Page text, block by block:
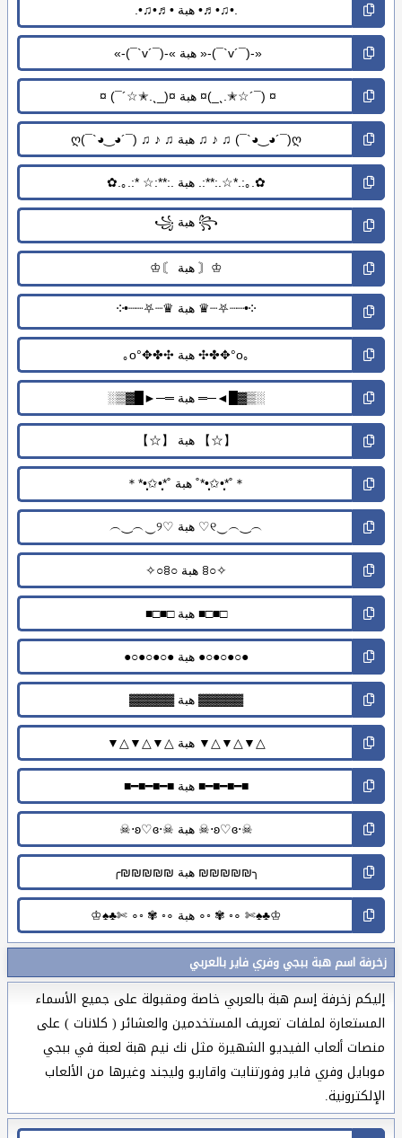
زخرفة اسم هبة ببجي وفري فاير بالعربي
إليكم زخرفة إسم هبة بالعربي خاصة ومقبولة على جميع الأسماء
المستعارة لملفات تعريف المستخدمين والعشائر ( كلانات ) على
منصات ألعاب الفيديو الشهيرة مثل نك نيم هبة لعبة في ببجي
موبايل وفري فاير وفورتنايت واقاريو وليجند وغيرها من الألعاب
الإلكترونية.